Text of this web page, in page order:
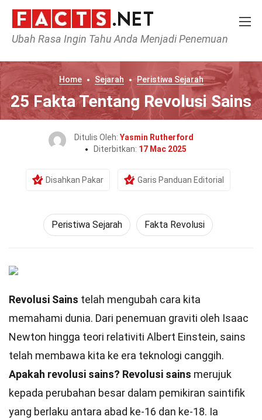
Ubah Rasa Ingin Tahu Anda Menjadi Penemuan
Home Sejarah Peristiwa Sejarah
25 Fakta Tentang Revolusi Sains
Ditulis Oleh: Yasmin Rutherford
Diterbitkan: 17 Mac 2025
Disahkan Pakar Garis Panduan Editorial
Peristiwa Sejarah Fakta Revolusi
Revolusi Sains telah mengubah cara kita
memahami dunia. Dari penemuan graviti oleh Isaac
Newton hingga teori relativiti Albert Einstein, sains
telah membawa kita ke era teknologi canggih.
Apakah revolusi sains? Revolusi sains merujuk
kepada perubahan besar dalam pemikiran saintifik
yang berlaku antara abad ke-16 dan ke-18. Ia